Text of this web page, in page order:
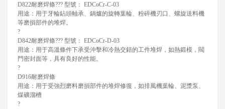
D822耐磨焊條??? 型號： EDCoCr-C-03
用途：用于牙輪鉆頭軸承、鍋爐的旋轉葉輪、粉碎機刃口、螺旋送料機
等磨損部件的堆焊。
?
D842耐磨焊條??? 型號： EDCoCr-D-03
用途：用于高溫條件下承受沖擊和冷熱交錯的工件堆焊，如熱鍛模，閥
門密封面等，具有良好的性能。
?
D916耐磨焊條
用途：用于受強烈磨料磨損部件的堆焊修復，如排風機葉輪、泥漿泵、
煤礦溜槽
?